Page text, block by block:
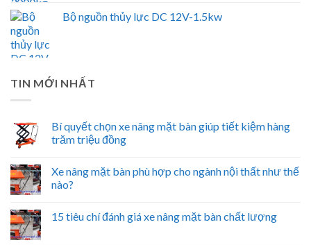
Bộ nguồn thủy lực DC 12V-1.5kw
TIN MỚI NHẤT
Bí quyết chọn xe nâng mặt bàn giúp tiết kiệm hàng
trăm triệu đồng
Xe nâng mặt bàn phù hợp cho ngành nội thất như thế
nào?
15 tiêu chí đánh giá xe nâng mặt bàn chất lượng